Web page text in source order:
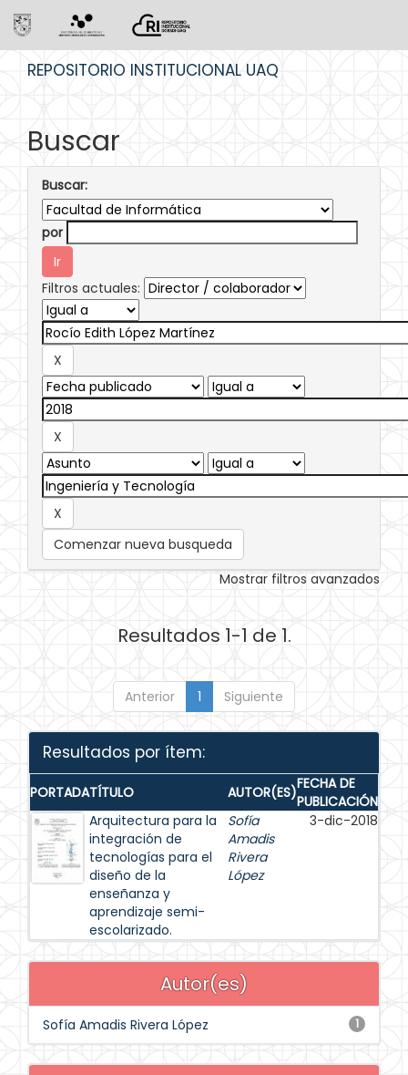
REPOSITORIO INSTITUCIONAL UAQ
Buscar
Buscar:
por
Filtros actuales:
Comenzar nueva busqueda
Mostrar filtros avanzados
Resultados 1-1 de 1.
Anterior 1 Siguiente
Resultados por ítem:
PORTADATÍTULO AUTOR(ES)FECHA DE
PUBLICACIÓN
Arquitectura para la
integración de
tecnologías para el
diseño de la
enseñanza y
aprendizaje semi-
escolarizado.
Sofía
Amadis
Rivera
López
3-dic-2018
Autor(es)
1
Sofía Amadis Rivera López